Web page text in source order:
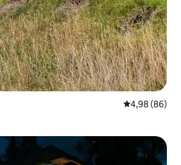
4,98 av 5 i
4,98 (86)